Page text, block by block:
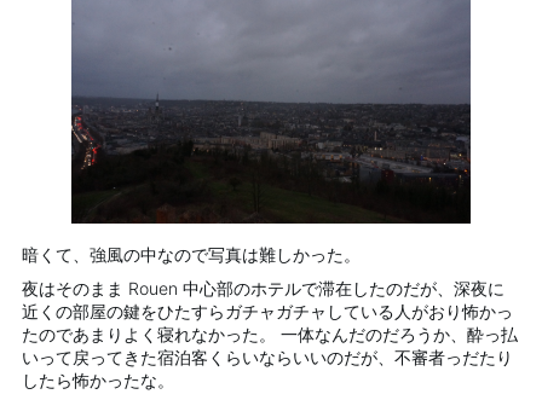
暗くて、強風の中なので写真は難しかった。
夜はそのまま Rouen 中心部のホテルで滞在したのだが、深夜に
近くの部屋の鍵をひたすらガチャガチャしている人がおり怖かっ
たのであまりよく寝れなかった。 一体なんだのだろうか、酔っ払
いって戻ってきた宿泊客くらいならいいのだが、不審者っだたり
したら怖かったな。